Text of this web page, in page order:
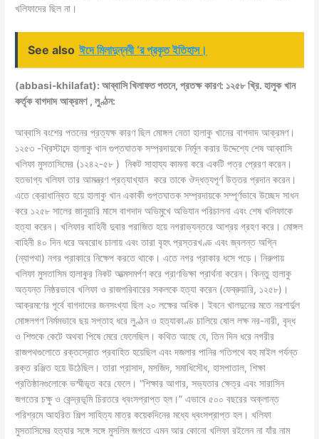
খলিফাদের ছিল না।
See also ঈদে মিলাদুন্নবী ‘র প্রকৃত ইতিহাস।
(abbasi-khilafat): আব্বাসি খিলাফত পতনে, প্রতক্ষ কারণ: ১২৫৮ খ্রি.হালুক খান
কর্তৃক বাগদাদ আক্রমণ ,লুণ্ঠন:
আব্বাসি বংশের পতনের প্রত্যক্ষ কারণ ছিল মোঙ্গল নেতা হালাকু খানের বাগদাদ আক্রমণ।
১২৫৩ -খ্রিস্টাব্দে হালাকু খান গুপ্তঘাতক সম্প্রদায়কে নির্মূল করার উদ্দেশ্যে শেষ আব্বাসি
খলিফা মুসতাসিমের (১২৪২-৫৮ ) নিকট সাহায্য কামনা করে একটি পত্র প্রেরণ করেন।
হতভাগ্য খলিফা তার আমন্ত্রণ প্রত্যাখ্যান করে তাকে ঔদ্ধত্যপূর্ণ উত্তর প্রদান করেন।
এতে ক্রোধান্বিত হয়ে হালাকু খান একাকী গুপ্তঘাতক সম্প্রদায়কে সম্পূর্ণভাবে উচ্ছেদ সাধন
করে ১২৫৮ সালের জানুয়ারি মাসে বাগদাদ অভিমুখে অভিযান পরিচালনা এবং শেষ খলিফাকে
হত্যা করেন। খলিফার বাহিনী দুবার পরাজিত হয়ে নগরাভ্যন্তরে আশ্রয় গ্রহণ করে। মোঙ্গল
বাহিনী ৪০ দিন ধরে অবরোধ চালায় এবং তারা বৃহৎ প্রস্তরখণ্ড এবং জ্বলন্ত অগ্নি
(ন্যাপথা) নগর প্রাকারে নিক্ষেপ করতে থাকে। এতে নগর প্রাকার ধসে পড়ে। নিরুপায়
খলিফা মুসতাসিম হালাকুর নিকট আত্মসমর্পণ করে প্রাণভিক্ষা প্রার্থনা করেন। কিন্তু হালাকু
অত্যন্ত নিষ্ঠরভাবে খলিফা ও রাজপরিবারের সকলকে হত্যা করেন (ফেব্রুয়ারি, ১২৫৮)।
আক্রমণের পূর্বে বাগদাদের জনসংখ্যা ছিল ২০ লক্ষের অধিক। ইবনে খালদুনের মতে নরশার্দুল
মোঙ্গলগণ নির্মমভাবে ছয় সপ্তাহ ধরে লুণ্ঠন ও হত্যাকাণ্ড চালিয়ে ষোল লক্ষ নর-নারী, বৃদ্ধ
ও শিশুকে কেটে অথবা পিষে মেরে ফেলেছিল। কথিত আছে যে, তিন দিন ধরে নগরীর
রাজপথগুলোতে রক্তস্রোত প্রবাহিত হয়েছিল এবং দজলার পানির গতিপথে বহু মাইল পর্যন্ত
রক্ত রঞ্জিত হয়ে উঠেছিল। তারা প্রাসাদ, মসজিদ, সমাধিসৌধ, হাসপাতাল, শিক্ষা
প্রতিষ্ঠানগুলোকে ভস্মীভূত করে ফেলে। “শিক্ষার আগার, সভ্যতার ক্ষেত্র এবং সারাসিন
জগতের চক্ষু ও কেন্দ্রভূমি চিরতরে ধ্বংসপ্রাপ্ত হল।” এভাবে ৫০০ বছরের অক্লান্ত
পরিশ্রমে আহরিত শিল্প সাহিত্য মাত্র কয়েকদিনের মধ্যে ধ্বংসপ্রাপ্ত হল। খলিফা
মুসতাসিমের হত্যার সঙ্গে সঙ্গে মুসলিম জগতে এমন আর কোনো খলিফা রইলেন না যাঁর নাম